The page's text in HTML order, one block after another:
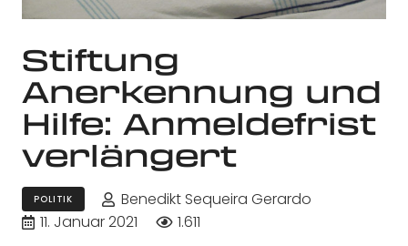
Stiftung
Anerkennung und
Hilfe: Anmeldefrist
verlängert
POLITIK
Benedikt Sequeira Gerardo
11. Januar 2021
1.611